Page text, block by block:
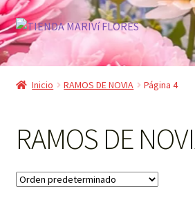
Ir
a
la
navegación
Ir
al
contenido
TIENDA
RAMOS NUEVA COLECCION
COLECCION 2026
Inicio RAMOS DE NOVIA Página 4
RAMOS DE